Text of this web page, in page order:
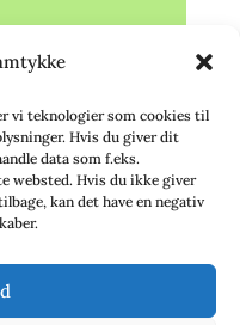
vi teknologier som cookies til
Hvis du giver dit
data som f.eks.
websted. Hvis du ikke giver
kan det have en negativ
(Ö.)
(ÖC)
(VdÜ)